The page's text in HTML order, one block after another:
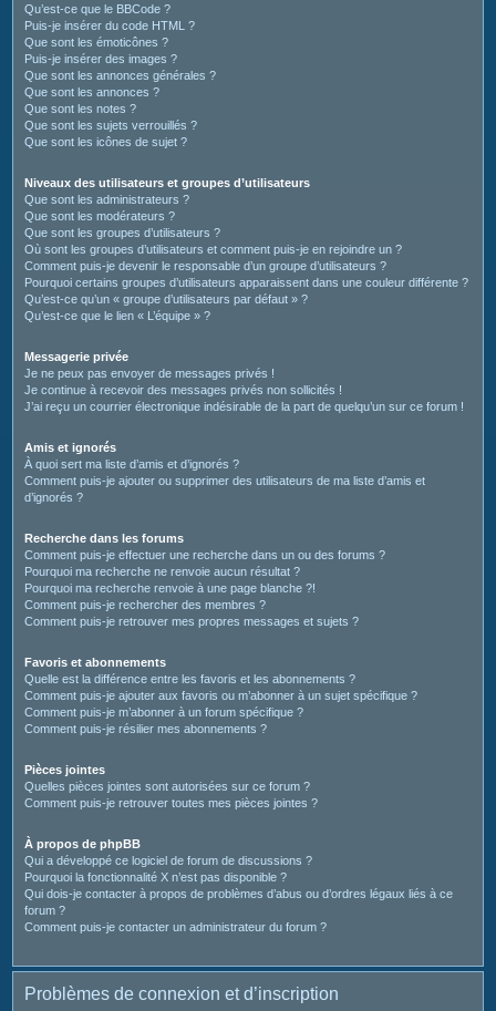
Qu’est-ce que le BBCode ?
Puis-je insérer du code HTML ?
Que sont les émoticônes ?
Puis-je insérer des images ?
Que sont les annonces générales ?
Que sont les annonces ?
Que sont les notes ?
Que sont les sujets verrouillés ?
Que sont les icônes de sujet ?
Niveaux des utilisateurs et groupes d’utilisateurs
Que sont les administrateurs ?
Que sont les modérateurs ?
Que sont les groupes d’utilisateurs ?
Où sont les groupes d’utilisateurs et comment puis-je en rejoindre un ?
Comment puis-je devenir le responsable d’un groupe d’utilisateurs ?
Pourquoi certains groupes d’utilisateurs apparaissent dans une couleur différente ?
Qu’est-ce qu’un « groupe d’utilisateurs par défaut » ?
Qu’est-ce que le lien « L’équipe » ?
Messagerie privée
Je ne peux pas envoyer de messages privés !
Je continue à recevoir des messages privés non sollicités !
J’ai reçu un courrier électronique indésirable de la part de quelqu’un sur ce forum !
Amis et ignorés
À quoi sert ma liste d’amis et d’ignorés ?
Comment puis-je ajouter ou supprimer des utilisateurs de ma liste d’amis et
d’ignorés ?
Recherche dans les forums
Comment puis-je effectuer une recherche dans un ou des forums ?
Pourquoi ma recherche ne renvoie aucun résultat ?
Pourquoi ma recherche renvoie à une page blanche ?!
Comment puis-je rechercher des membres ?
Comment puis-je retrouver mes propres messages et sujets ?
Favoris et abonnements
Quelle est la différence entre les favoris et les abonnements ?
Comment puis-je ajouter aux favoris ou m’abonner à un sujet spécifique ?
Comment puis-je m’abonner à un forum spécifique ?
Comment puis-je résilier mes abonnements ?
Pièces jointes
Quelles pièces jointes sont autorisées sur ce forum ?
Comment puis-je retrouver toutes mes pièces jointes ?
À propos de phpBB
Qui a développé ce logiciel de forum de discussions ?
Pourquoi la fonctionnalité X n’est pas disponible ?
Qui dois-je contacter à propos de problèmes d’abus ou d’ordres légaux liés à ce
forum ?
Comment puis-je contacter un administrateur du forum ?
Problèmes de connexion et d’inscription